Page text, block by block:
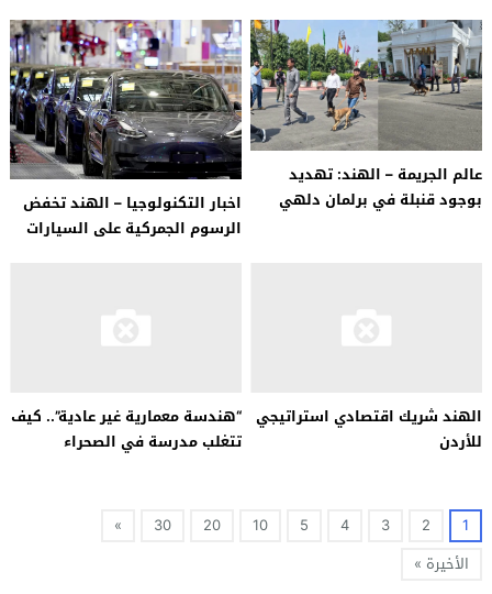
عالم الجريمة – الهند: تهديد
بوجود قنبلة في برلمان دلهي
اخبار التكنولوجيا – الهند تخفض
الرسوم الجمركية على السيارات
الهند شريك اقتصادي استراتيجي
للأردن
“هندسة معمارية غير عادية”.. كيف
تتغلب مدرسة في الصحراء
1
2
3
4
5
10
20
30
»
الأخيرة »